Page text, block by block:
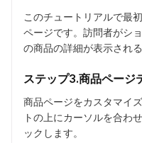
このチュートリアルで最
ページです。訪問者がシ
の商品の詳細が表示され
ステップ3.商品ページ
商品ページをカスタマイ
トの上にカーソルを合わせ
ックします。